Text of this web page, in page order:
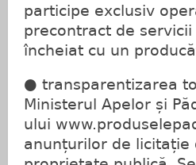
participe exclusiv
precontract de
încheiat cu un
● transparentizarea
Ministerul Apelor și
ului
anunțurilor de licitație